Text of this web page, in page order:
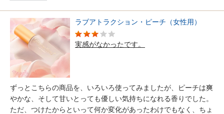
ラブアトラクション・ピーチ（女性用）
実感がなかったです。
ずっとこちらの商品を、いろいろ使ってみましたが、ピーチは爽
やかな、そして甘いとっても優しい気持ちになれる香りでした。
ただ、つけたからといって何か変化があったわけでもなく、ちょ